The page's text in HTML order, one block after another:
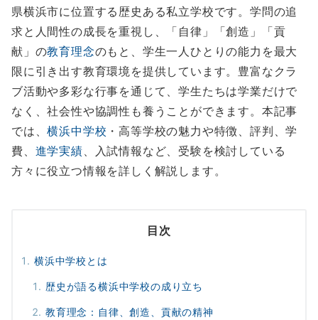
県横浜市に位置する歴史ある私立学校です。学問の追
求と人間性の成長を重視し、「自律」「創造」「貢
献」の教育理念のもと、学生一人ひとりの能力を最大
限に引き出す教育環境を提供しています。豊富なクラ
ブ活動や多彩な行事を通じて、学生たちは学業だけで
なく、社会性や協調性も養うことができます。本記事
では、横浜中学校 ・高等学校の魅力や特徴、評判、学
費、 進学実績、入試情報など、受験を検討している
方々に役立つ情報を詳しく解説します。
目次
横浜中学校とは
歴史が語る横浜中学校の成り立ち
教育理念：自律、創造、貢献の精神